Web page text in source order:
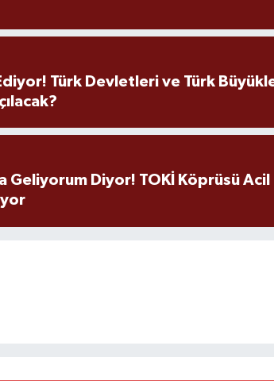
Türk Devletleri ve Türk
Geliyorum Diyor! TOKİ Köprüsü Acil